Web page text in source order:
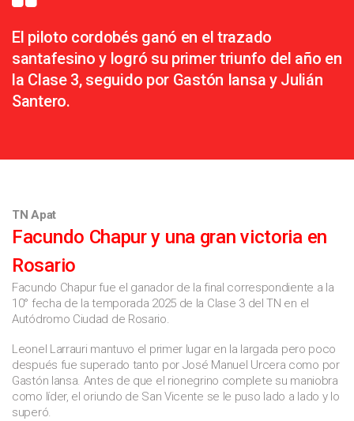
El piloto cordobés ganó en el trazado
santafesino y logró su primer triunfo del año en
la Clase 3, seguido por Gastón Iansa y Julián
Santero.
TN Apat
Facundo Chapur y una gran victoria en
Rosario
Facundo Chapur fue el ganador de la final correspondiente a la
10° fecha de la temporada 2025 de la Clase 3 del TN en el
Autódromo Ciudad de Rosario.
Leonel Larrauri mantuvo el primer lugar en la largada pero poco
después fue superado tanto por José Manuel Urcera como por
Gastón Iansa. Antes de que el rionegrino complete su maniobra
como líder, el oriundo de San Vicente se le puso lado a lado y lo
superó.